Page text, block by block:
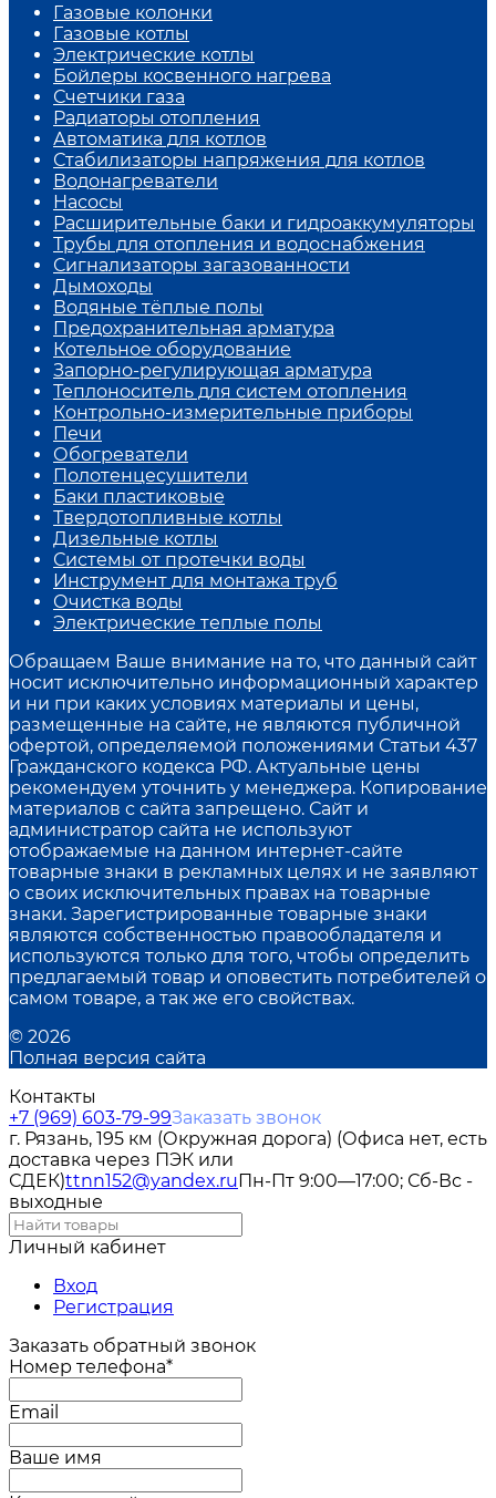
Газовые колонки
Газовые котлы
Электрические котлы
Бойлеры косвенного нагрева
Счетчики газа
Радиаторы отопления
Автоматика для котлов
Стабилизаторы напряжения для котлов
Водонагреватели
Насосы
Расширительные баки и гидроаккумуляторы
Трубы для отопления и водоснабжения
Сигнализаторы загазованности
Дымоходы
Водяные тёплые полы
Предохранительная арматура
Котельное оборудование
Запорно-регулирующая арматура
Теплоноситель для систем отопления
Контрольно-измерительные приборы
Печи
Обогреватели
Полотенцесушители
Баки пластиковые
Твердотопливные котлы
Дизельные котлы
Системы от протечки воды
Инструмент для монтажа труб
Очистка воды
Электрические теплые полы
Обращаем Ваше внимание на то, что данный сайт
носит исключительно информационный характер
и ни при каких условиях материалы и цены,
размещенные на сайте, не являются публичной
офертой, определяемой положениями Статьи 437
Гражданского кодекса РФ. Актуальные цены
рекомендуем уточнить у менеджера. Копирование
материалов с сайта запрещено. Сайт и
администратор сайта не используют
отображаемые на данном интернет-сайте
товарные знаки в рекламных целях и не заявляют
о своих исключительных правах на товарные
знаки. Зарегистрированные товарные знаки
являются собственностью правообладателя и
используются только для того, чтобы определить
предлагаемый товар и оповестить потребителей о
самом товаре, а так же его свойствах.
© 2026
Полная версия сайта
Контакты
+7 (969) 603-79-99Заказать звонок
г. Рязань, 195 км (Окружная дорога) (Офиса нет, есть
доставка через ПЭК или
СДЕК)ttnn152@yandex.ruПн-Пт 9:00—17:00; Сб-Вс -
выходные
Личный кабинет
Вход
Регистрация
Заказать обратный звонок
Номер телефона*
Email
Ваше имя